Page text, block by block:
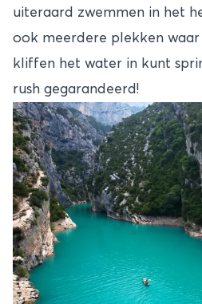
uiteraard zwemmen in het
ook meerdere plekken waar
kliffen het water in kunt
rush gegarandeerd!